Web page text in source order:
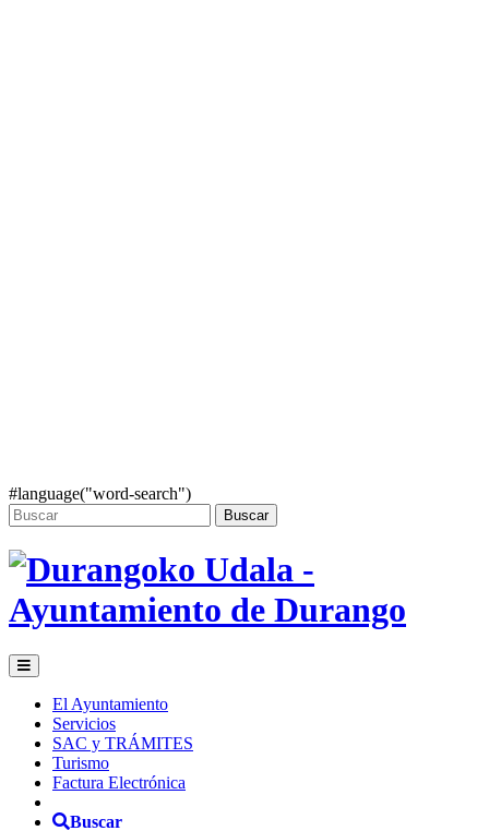
#language("word-search")
Buscar
El Ayuntamiento
Servicios
SAC y TRÁMITES
Turismo
Factura Electrónica
Buscar